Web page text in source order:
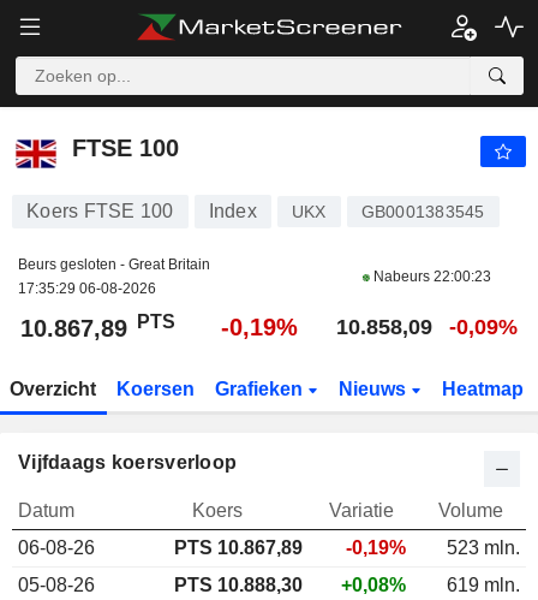
FTSE 100
FTSE 100
Koers FTSE 100 Index UKX GB0001383545
Beurs gesloten - Great Britain
17:35:29 06-08-2026
Nabeurs 22:00:23
10.867,89 PTS -0,19% 10.858,09 -0,09%
Overzicht Koersen Grafieken Nieuws Heatmap
Vijfdaags koersverloop
Datum Koers Variatie
Volume
06-08-26
PTS 10.867,89 -0,19%
523 mln.
05-08-26
PTS 10.888,30 +0,08%
619 mln.